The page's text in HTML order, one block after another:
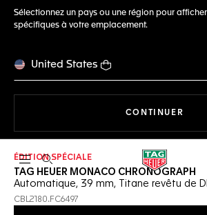
Sélectionnez un pays ou une région pour
spécifiques à votre emplacement.
United States
CONTINUER
Ouvrir la barre de recherche
ÉDITION SPÉCIALE
TAG HEUER MONACO CHRONOGRAPH
Automatique, 39 mm, Titane revêtu de
CBL2180.FC6497